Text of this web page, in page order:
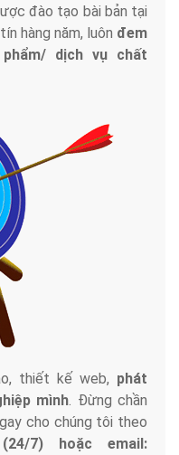
đào tạo bài bản tại
hàng năm, luôn đem
dịch vụ chất
thiết kế web, phát
mình. Đừng chần
cho chúng tôi theo
7) hoặc email: